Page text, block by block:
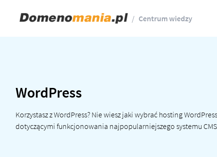
/ Centrum wiedzy
WordPress
Korzystasz z WordPress? Nie wiesz jaki wybrać hosting WordPress
dotyczącymi funkcjonowania najpopularniejszego systemu